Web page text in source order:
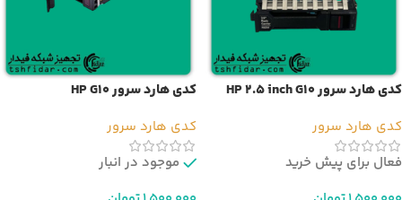
کدی هارد سرور HP 2.5 inch G10
کدی هارد سرور
فعال برای پیش خرید
کدی هارد سرور HP G10
کدی هارد سرور
موجود در انبار